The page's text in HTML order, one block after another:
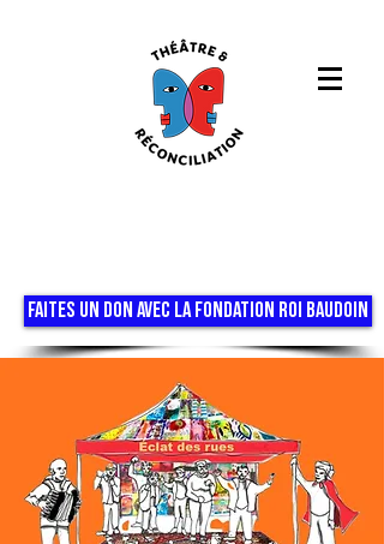
FAITES UN DON AVEC LA FONDATION ROI BAUDOIN